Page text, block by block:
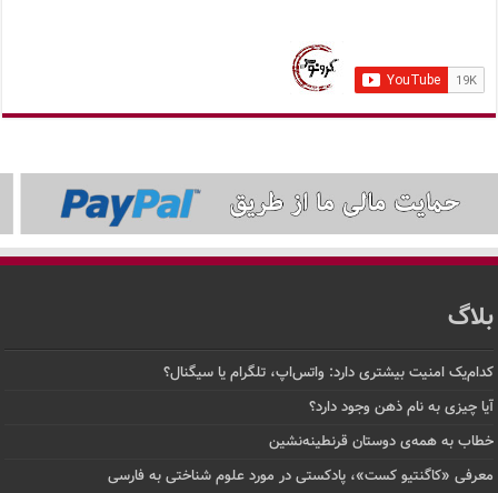
بلاگ
کدام‌یک امنیت بیشتری دارد: واتس‌اپ، تلگرام یا سیگنال؟
آیا چیزی به نام ذهن وجود دارد؟
خطاب به همه‌ی دوستان قرنطینه‌نشین
معرفی «کاگنتیو کست»، پادکستی در مورد علوم شناختی به فارسی